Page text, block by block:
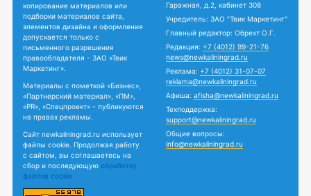
копирование материалов или
подборки материалов сайта,
элементов дизайна и оформления
допускается только с
письменного разрешения
правообладателя - ЗАО «Твик
Маркетинг».
Материалы с пометкой «Бизнес»,
«Партнерский материал», «ПМ»,
«PR», «Спецпроект» - публикуются
на правах рекламы.
Сайт newkaliningrad.ru использует
файлы cookie. Продолжая работу
с сайтом, вы соглашаетесь на
сбор и последующую обработку
файлов cookie.
Гаражная, д.2, кабинет 308
Учредитель: ЗАО "Твик Маркетинг"
Главный редактор: Обрехт О.Г.
Редакция: +7 (4012) 99-21-76
news@newkaliningrad.ru
Реклама: +7 (4012) 31-07-07
reklama@newkaliningrad.ru
Афиша: afisha@newkaliningrad.ru
Техподдержка:
support@newkaliningrad.ru
Общие вопросы:
info@newkaliningrad.ru